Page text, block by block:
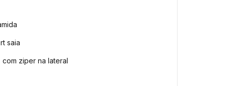
saia
com ziper na lateral